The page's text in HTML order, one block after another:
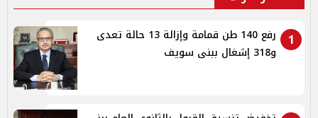
1
رفع 140 طن قمامة وإزالة 13 حالة تعدى
و318 إشغال ببنى سويف